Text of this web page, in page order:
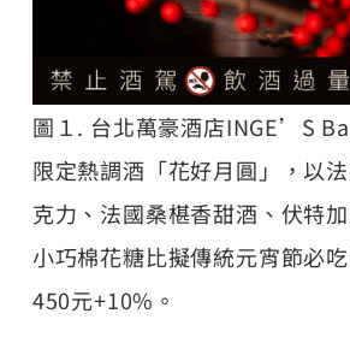
圖１. 台北萬豪酒店INGE’S
限定熱調酒「花好月圓」，以
克力、法國桑椹香甜酒、伏特
小巧棉花糖比擬傳統元宵節必
450元+10%。